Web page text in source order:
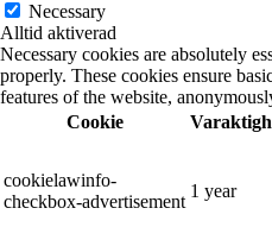
Necessary
Alltid aktiverad
Necessary cookies are absolutely
properly. These cookies ensure
features of the website,
Cookie
cookielawinfo-
checkbox-advertisement
1 year